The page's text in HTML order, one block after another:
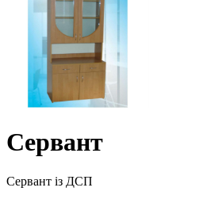
Сервант
Сервант із ДСП